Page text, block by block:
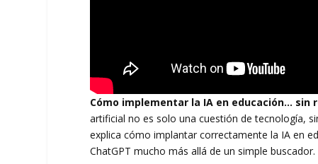
Cómo implementar la IA en educación…
artificial no es solo una cuestión de tecnología,
explica cómo implantar correctamente la IA en
ChatGPT mucho más allá de un simple buscador.